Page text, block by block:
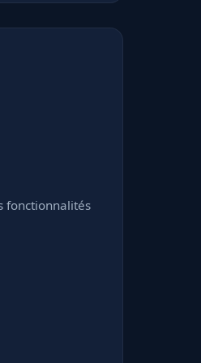
fonctionnalités